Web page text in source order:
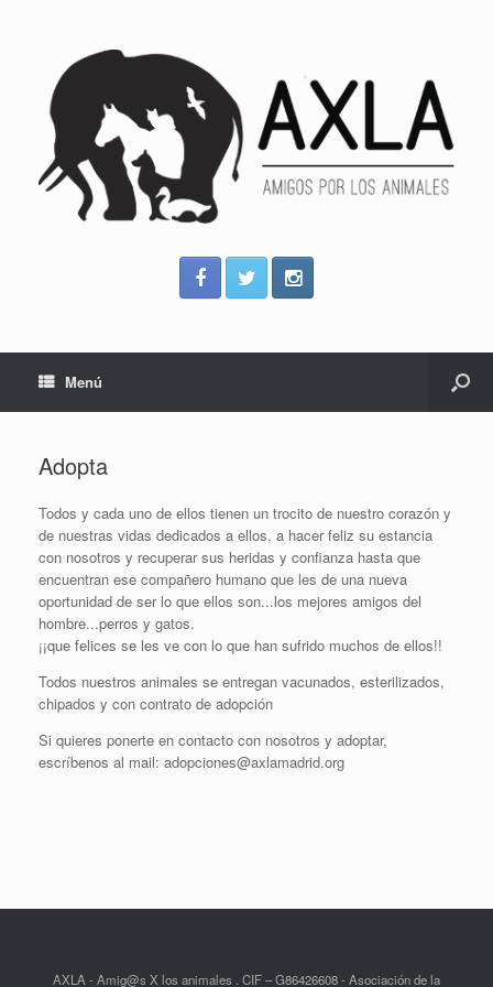
Menú
Adopta
Todos y cada uno de ellos tienen un trocito de nuestro corazón y
de nuestras vidas dedicados a ellos, a hacer feliz su estancia
con nosotros y recuperar sus heridas y confianza hasta que
encuentran ese compañero humano que les de una nueva
oportunidad de ser lo que ellos son...los mejores amigos del
hombre...perros y gatos.
¡¡que felices se les ve con lo que han sufrido muchos de ellos!!
Todos nuestros animales se entregan vacunados, esterilizados,
chipados y con contrato de adopción
Si quieres ponerte en contacto con nosotros y adoptar,
escríbenos al mail: adopciones@axlamadrid.org
AXLA - Amig@s X los animales . CIF – G86426608 - Asociación de la